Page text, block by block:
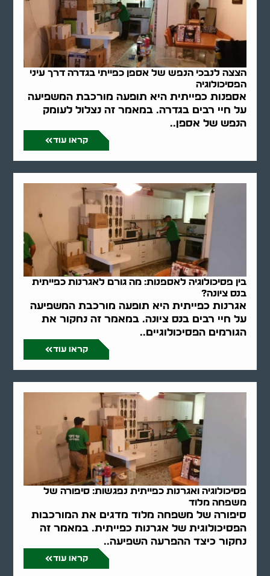
הצצה לנבכי הנפש של אספן כפייתי בגדרה דרך עיני
הפסיכולוגיה
אספנות כפייתית היא תופעה מורכבת המשפיעה
על חיי רבים בגדרה. במאמר זה נצלול לעומק
הנפש של אספן..
קראו עוד
בין פסיכולוגיה לאספנות: מה גורם לאגרנות כפייתית
בנס ציונה?
אגרנות כפייתית היא תופעה מורכבת המשפיעה
על חיי רבים בנס ציונה. במאמר זה נחקור את
הגורמים הפסיכולוגיים..
קראו עוד
פסיכולוגיה ואגרנות כפייתית נפגשות: סיפורה של
משפחה מלוד
סיפורה של משפחה מלוד מדגים את המורכבות
הפסיכולוגית של אגרנות כפייתית. במאמר זה
נחקור כיצד ההפרעה השפיעה..
קראו עוד